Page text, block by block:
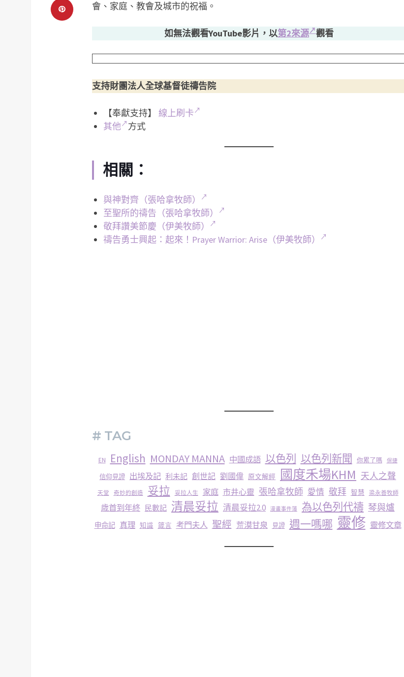
會、家庭、教會及城市的祝福。
如無法觀看YouTube影片，以第2來源 觀看
支持財團法人全球基督徒禱告院
【奉獻支持】 線上刷卡
其他
方式
相關：
與神對齊（張哈拿牧師）
至聖所的禱告（張哈拿牧師）
敬拜讚美節慶（伊美牧師）
禱告勇士興起：起來！Prayer Warrior: Arise（伊美牧師）
# TAG
EN English MONDAY MANNA 中國成語 以色列 以色列新聞 你累了嗎 保捷
信仰見證 出埃及記 利未記 創世記 劉國偉 原文解經 國度禾場KHM 天人之聲
天堂 奇妙的創造 妥拉 妥拉人生 家庭 市井心靈 張哈拿牧師 愛情 敬拜 智慧 梁永善牧師
歳首到年終 民數記 清晨妥拉 清晨妥拉2.0 漫畫事件簿 為以色列代禱 琴與爐
申命記 真理 知識 箴言 考門夫人 聖經 荒漠甘泉 見證 週一嗎哪 靈修 靈修文章